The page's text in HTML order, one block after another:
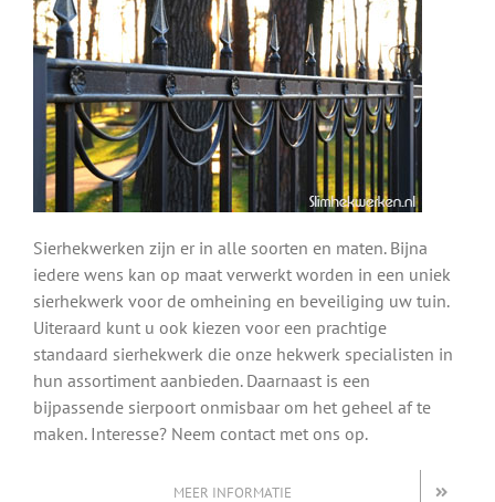
Sierhekwerken zijn er in alle soorten en maten. Bijna
iedere wens kan op maat verwerkt worden in een uniek
sierhekwerk voor de omheining en beveiliging uw tuin.
Uiteraard kunt u ook kiezen voor een prachtige
standaard sierhekwerk die onze hekwerk specialisten in
hun assortiment aanbieden. Daarnaast is een
bijpassende sierpoort onmisbaar om het geheel af te
maken. Interesse? Neem contact met ons op.
MEER INFORMATIE